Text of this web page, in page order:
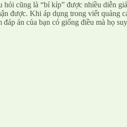
cũng là “bí kíp” được nhiều diễn
được. Khi áp dụng trong viết quảng
án của bạn có giống điều mà họ